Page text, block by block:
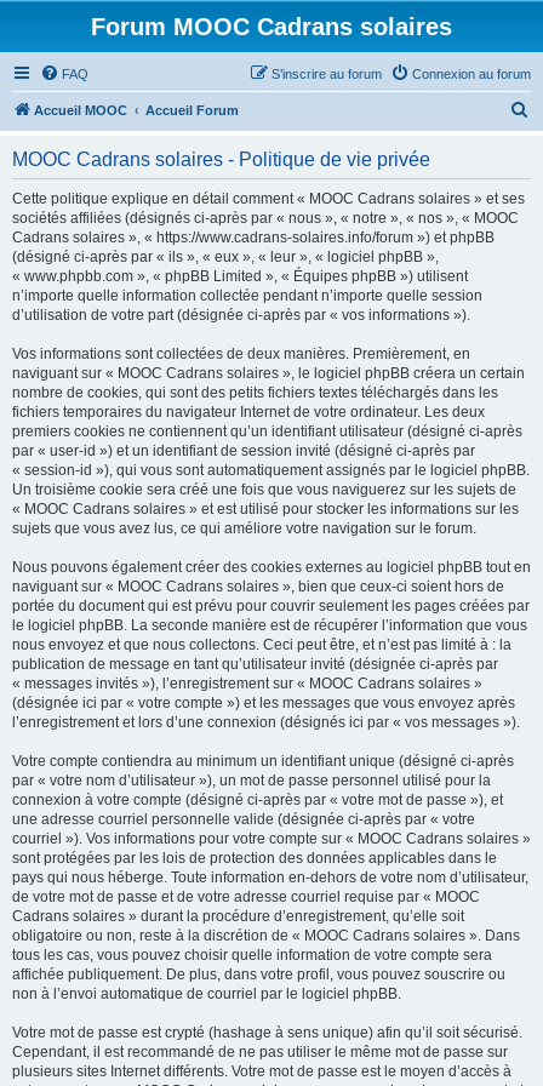
Forum MOOC Cadrans solaires
FAQ Connexion au forum
S’inscrire au forum
Accueil MOOC Accueil Forum
MOOC Cadrans solaires - Politique de vie privée
Cette politique explique en détail comment « MOOC Cadrans solaires » et ses
sociétés affiliées (désignés ci-après par « nous », « notre », « nos », « MOOC
Cadrans solaires », « https://www.cadrans-solaires.info/forum ») et phpBB
(désigné ci-après par « ils », « eux », « leur », « logiciel phpBB »,
« www.phpbb.com », « phpBB Limited », « Équipes phpBB ») utilisent
n’importe quelle information collectée pendant n’importe quelle session
d’utilisation de votre part (désignée ci-après par « vos informations »).
Vos informations sont collectées de deux manières. Premièrement, en
naviguant sur « MOOC Cadrans solaires », le logiciel phpBB créera un certain
nombre de cookies, qui sont des petits fichiers textes téléchargés dans les
fichiers temporaires du navigateur Internet de votre ordinateur. Les deux
premiers cookies ne contiennent qu’un identifiant utilisateur (désigné ci-après
par « user-id ») et un identifiant de session invité (désigné ci-après par
« session-id »), qui vous sont automatiquement assignés par le logiciel phpBB.
Un troisième cookie sera créé une fois que vous naviguerez sur les sujets de
« MOOC Cadrans solaires » et est utilisé pour stocker les informations sur les
sujets que vous avez lus, ce qui améliore votre navigation sur le forum.
Nous pouvons également créer des cookies externes au logiciel phpBB tout en
naviguant sur « MOOC Cadrans solaires », bien que ceux-ci soient hors de
portée du document qui est prévu pour couvrir seulement les pages créées par
le logiciel phpBB. La seconde manière est de récupérer l’information que vous
nous envoyez et que nous collectons. Ceci peut être, et n’est pas limité à : la
publication de message en tant qu’utilisateur invité (désignée ci-après par
« messages invités »), l’enregistrement sur « MOOC Cadrans solaires »
(désignée ici par « votre compte ») et les messages que vous envoyez après
l’enregistrement et lors d’une connexion (désignés ici par « vos messages »).
Votre compte contiendra au minimum un identifiant unique (désigné ci-après
par « votre nom d’utilisateur »), un mot de passe personnel utilisé pour la
connexion à votre compte (désigné ci-après par « votre mot de passe »), et
une adresse courriel personnelle valide (désignée ci-après par « votre
courriel »). Vos informations pour votre compte sur « MOOC Cadrans solaires »
sont protégées par les lois de protection des données applicables dans le
pays qui nous héberge. Toute information en-dehors de votre nom d’utilisateur,
de votre mot de passe et de votre adresse courriel requise par « MOOC
Cadrans solaires » durant la procédure d’enregistrement, qu’elle soit
obligatoire ou non, reste à la discrétion de « MOOC Cadrans solaires ». Dans
tous les cas, vous pouvez choisir quelle information de votre compte sera
affichée publiquement. De plus, dans votre profil, vous pouvez souscrire ou
non à l’envoi automatique de courriel par le logiciel phpBB.
Votre mot de passe est crypté (hashage à sens unique) afin qu’il soit sécurisé.
Cependant, il est recommandé de ne pas utiliser le même mot de passe sur
plusieurs sites Internet différents. Votre mot de passe est le moyen d’accès à